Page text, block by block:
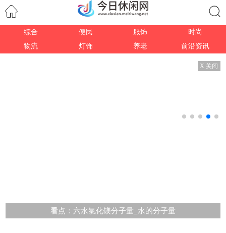
综合 便民 服饰
时尚
物流
灯饰 养老 前沿资讯
X 关闭
看点：六水氯化镁分子量_水的分子量